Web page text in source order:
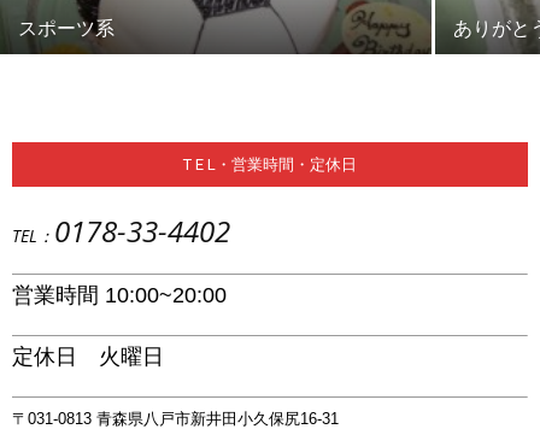
イ
スポーツ系 ありがと
T E L・営業時間・定休日
TEL： 0178-33-4402
営業時間 10:00~20:00
定休日 火曜日
〒031-0813 青森県八戸市新井田小久保尻16-31